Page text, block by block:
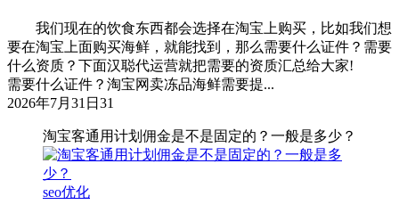
我们现在的饮食东西都会选择在淘宝上购买，比如我们想
要在淘宝上面购买海鲜，就能找到，那么需要什么证件？需要
什么资质？下面汉聪代运营就把需要的资质汇总给大家!
需要什么证件？淘宝网卖冻品海鲜需要提...
2026年7月31日 31
淘宝客通用计划佣金是不是固定的？一般是多少？
seo优化